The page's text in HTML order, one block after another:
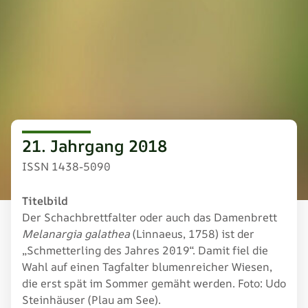
21. Jahrgang 2018
ISSN 1438-5090
Titelbild
Der Schachbrettfalter oder auch das Damenbrett
Melanargia galathea(Linnaeus, 1758) ist der
„Schmetterling des Jahres 2019“. Damit fiel die
Wahl auf einen Tagfalter blumenreicher Wiesen,
die erst spät im Sommer gemäht werden. Foto: Udo
Steinhäuser (Plau am See).